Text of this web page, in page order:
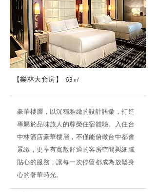
【樂林大套房】 63㎡
豪華樓層，以沉穩雅緻的設計語彙，打造
專屬於品味旅人的尊榮住宿體驗。入住台
中林酒店豪華樓層，不僅能俯瞰台中都會
景緻，更享有寬敞舒適的客房空間與細膩
貼心的服務，讓每一次停留都成為放鬆身
心的奢華時光。